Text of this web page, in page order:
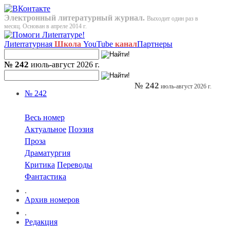
Электронный литературный журнал. Выходит один раз в
месяц. Основан в апреле 2014 г.
Лиterraтурная Школа YouTube каналПартнеры
№ 242 июль-август 2026 г.
№ 242
Весь номер
Актуальное Поэзия
Проза
Драматургия
Критика Переводы
Фантастика
.
Архив номеров
.
Редакция
№ 242 июль-август 2026 г.